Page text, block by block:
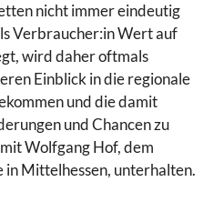
nicht immer eindeutig
Verbraucher:in Wert auf
wird daher oftmals
Einblick in die regionale
und die damit
und Chancen zu
Wolfgang Hof, dem
Mittelhessen, unterhalten.